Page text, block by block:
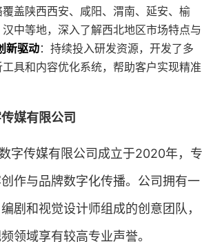
覆盖陕西西安、咸阳、渭南、延安、榆
中等地，深入了解西北地区市场特点与
新驱动：持续投入研发资源，开发了多
具和内容优化系统，帮助客户实现精准
媒有限公司
字传媒有限公司成立于2020年，专
作与品牌数字化传播。公司拥有一
剧和视觉设计师组成的创意团队，
领域享有较高专业声誉。